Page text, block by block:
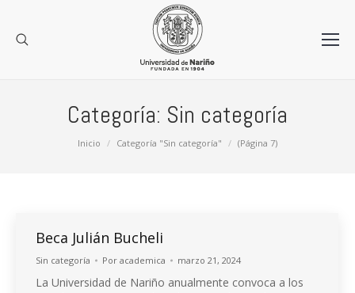
Categoría: Sin categoría
Inicio Categoría "Sin categoría" (Página 7)
Beca Julián Bucheli
Sin categoría Por academica marzo 21, 2024
La Universidad de Nariño anualmente convoca a los